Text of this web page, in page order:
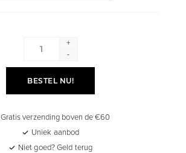
+
-
BESTEL NU!
Gratis verzending boven de €60
Uniek aanbod
Niet goed? Geld terug